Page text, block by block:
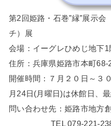
第2回姫路・石巻”縁”展示
チ）展
会場：イーグレひめじ地下
住所：兵庫県姫路市本町68-
開催時間：７月２０日～３
月24日(月曜日)は休館日、
問い合わせ先：姫路市地方
TEL 079-221-